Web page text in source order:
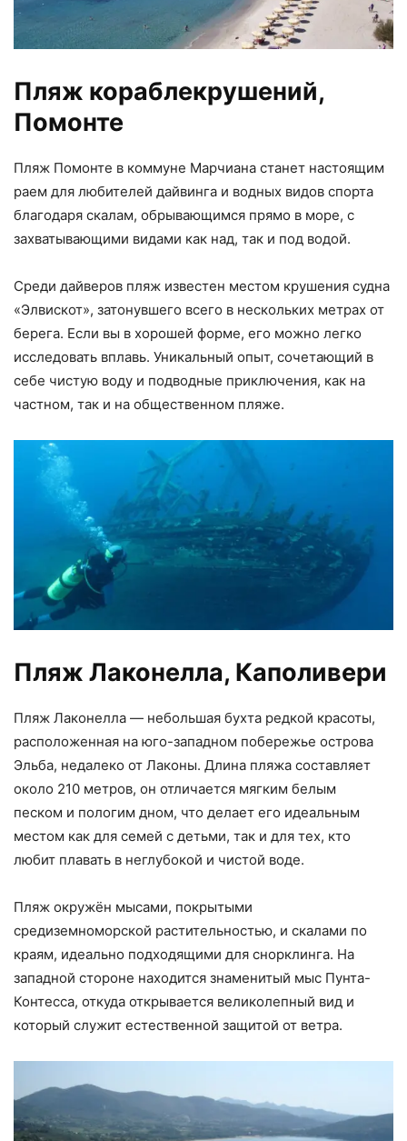
Пляж кораблекрушений,
Помонте
Пляж Помонте в коммуне Марчиана станет настоящим
раем для любителей дайвинга и водных видов спорта
благодаря скалам, обрывающимся прямо в море, с
захватывающими видами как над, так и под водой.
Среди дайверов пляж известен местом крушения судна
«Элвискот», затонувшего всего в нескольких метрах от
берега. Если вы в хорошей форме, его можно легко
исследовать вплавь. Уникальный опыт, сочетающий в
себе чистую воду и подводные приключения, как на
частном, так и на общественном пляже.
Пляж Лаконелла, Каполивери
Пляж Лаконелла — небольшая бухта редкой красоты,
расположенная на юго-западном побережье острова
Эльба, недалеко от Лаконы. Длина пляжа составляет
около 210 метров, он отличается мягким белым
песком и пологим дном, что делает его идеальным
местом как для семей с детьми, так и для тех, кто
любит плавать в неглубокой и чистой воде.
Пляж окружён мысами, покрытыми
средиземноморской растительностью, и скалами по
краям, идеально подходящими для снорклинга. На
западной стороне находится знаменитый мыс Пунта-
Контесса, откуда открывается великолепный вид и
который служит естественной защитой от ветра.